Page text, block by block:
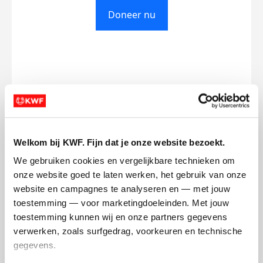
Welkom bij KWF. Fijn dat je onze website bezoekt.
We gebruiken cookies en vergelijkbare technieken om
onze website goed te laten werken, het gebruik van onze
website en campagnes te analyseren en — met jouw
toestemming — voor marketingdoeleinden. Met jouw
toestemming kunnen wij en onze partners gegevens
verwerken, zoals surfgedrag, voorkeuren en technische
gegevens.
Doneer nu
€0 €750
Doneer
Muhammad Atif's badges